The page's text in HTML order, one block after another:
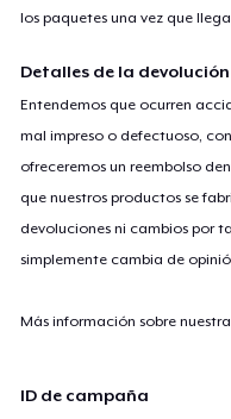
los paquetes una vez que
Detalles de la devolución
Entendemos que ocurren
mal impreso o defectuoso,
ofreceremos un reembolso
que nuestros productos se
devoluciones ni cambios por
simplemente cambia de
Más información sobre
ID de campaña